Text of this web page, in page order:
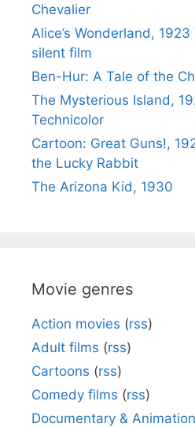
Chevalier
Alice’s Wonderland,
silent film
Ben-Hur: A Tale of the
The Mysterious Island,
Technicolor
Cartoon: Great Guns!,
the Lucky Rabbit
The Arizona Kid, 1930
Movie genres
Action movies (rss)
Adult films (rss)
Cartoons (rss)
Comedy films (rss)
Documentary & Animation